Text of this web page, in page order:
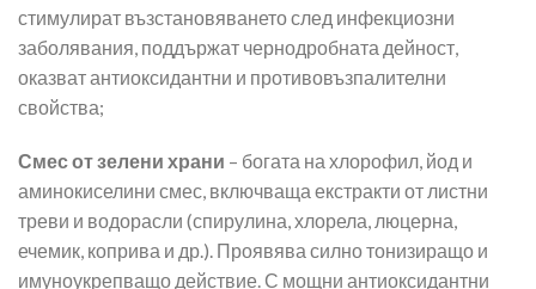
стимулират възстановяването след инфекциозни
заболявания, поддържат чернодробната дейност,
оказват антиоксидантни и противовъзпалителни
свойства;
Смес от зелени храни – богата на хлорофил, йод и
аминокиселини смес, включваща екстракти от листни
треви и водорасли (спирулина, хлорела, люцерна,
ечемик, коприва и др.). Проявява силно тонизиращо и
имуноукрепващо действие. С мощни антиоксидантни